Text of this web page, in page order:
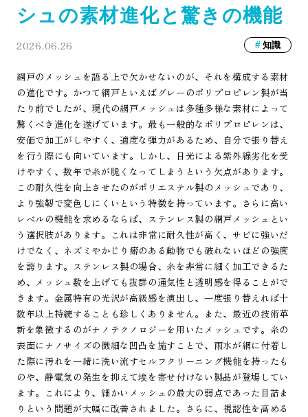
シュの素材進化と驚きの機能
2026.06.26 知識
網戸のメッシュを語る上で欠かせないのが、それを構成する素材
の進化です。かつて網戸といえばグレーのポリプロピレン製が当
たり前でしたが、現代の網戸メッシュは多種多様な素材によって
驚くべき進化を遂げています。最も一般的なポリプロピレンは、
安価で加工がしやすく、適度な弾力があるため、自分で張り替え
を行う際にも向いています。しかし、日光による紫外線劣化を受
けやすく、数年で糸が脆くなってしまうという欠点があります。
この耐久性を向上させたのがポリエステル製のメッシュであり、
より強靭で変色しにくいという特徴を持っています。さらに高い
レベルの機能を求めるならば、ステンレス製の網戸メッシュとい
う選択肢があります。これは非常に耐久性が高く、サビに強いだ
けでなく、ネズミやかじり癖のある動物でも破れないほどの強度
を誇ります。ステンレス製の場合、糸を非常に細く加工できるた
め、メッシュ数を上げても抜群の通気性と透明感を得ることがで
きます。金属特有の光沢が高級感を演出し、一度張り替えれば十
数年以上持続することも珍しくありません。また、最近の技術革
新を象徴するのがナノテクノロジーを用いたメッシュです。糸の
表面にナノサイズの微細な凹凸を施すことで、雨水が網に付着し
た際に汚れを一緒に洗い流すセルフクリーニング機能を持ったも
のや、静電気の発生を抑えて埃を寄せ付けない製品が登場してい
ます。これにより、細かいメッシュの最大の弱点であった目詰ま
りという問題が大幅に改善されました。さらに、視認性を高める